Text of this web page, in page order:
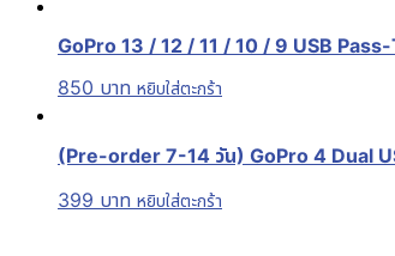
GoPro 13 / 12 / 11 / 10 / 9 USB
850 บาท หยิบใส่ตะกร้า
(Pre-order 7-14 วัน) GoPro 4 Dual
399 บาท หยิบใส่ตะกร้า